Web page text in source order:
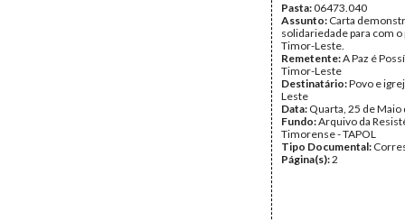
Pasta:06473.040
Assunto: Carta
solidariedade para com o
Timor-Leste.
Remetente:A Paz é
Timor-Leste
Destinatário:Povo e
Leste
Data: Quarta, 25 de Maio
Fundo:Arquivo da
Timorense - TAPOL
Tipo Documental:
Página(s):2